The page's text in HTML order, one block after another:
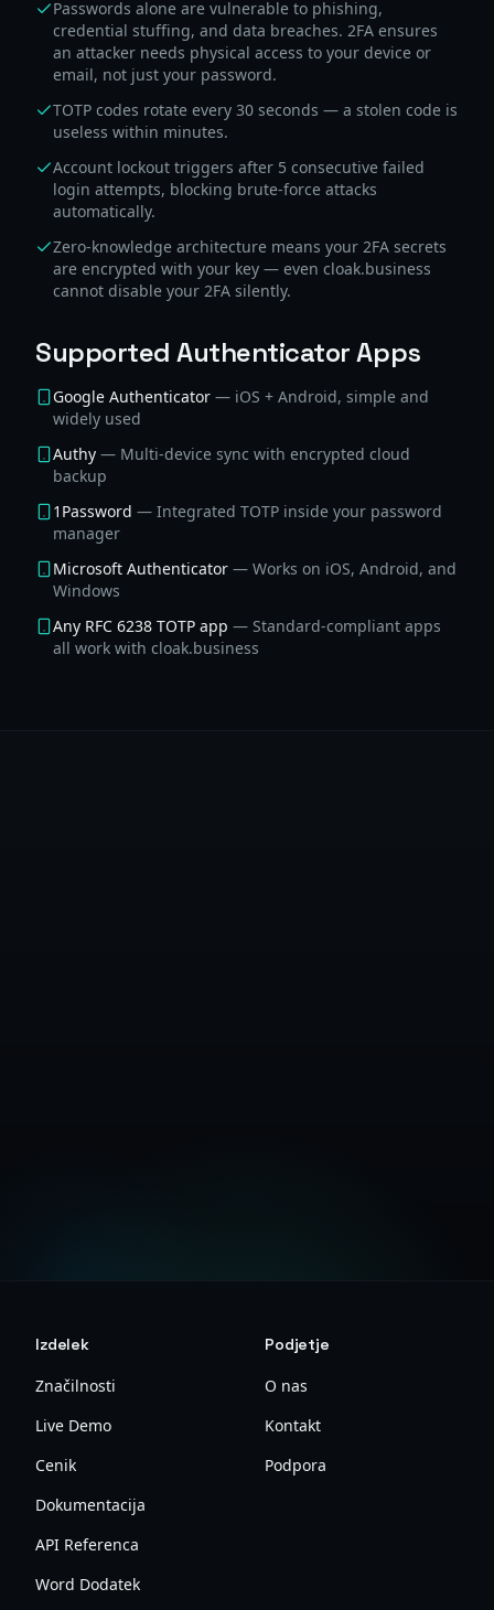
Passwords alone are vulnerable to phishing,
credential stuffing, and data breaches. 2FA ensures
an attacker needs physical access to your device or
email, not just your password.
TOTP codes rotate every 30 seconds — a stolen code is
useless within minutes.
Account lockout triggers after 5 consecutive failed
login attempts, blocking brute-force attacks
automatically.
Zero-knowledge architecture means your 2FA secrets
are encrypted with your key — even cloak.business
cannot disable your 2FA silently.
Supported Authenticator Apps
Google Authenticator — iOS + Android, simple and
widely used
Authy — Multi-device sync with encrypted cloud
backup
1Password — Integrated TOTP inside your password
manager
Microsoft Authenticator — Works on iOS, Android, and
Windows
Any RFC 6238 TOTP app — Standard-compliant apps
all work with cloak.business
Izdelek
Značilnosti
Live Demo
Cenik
Dokumentacija
API Referenca
Word Dodatek
Podjetje
O nas
Kontakt
Podpora